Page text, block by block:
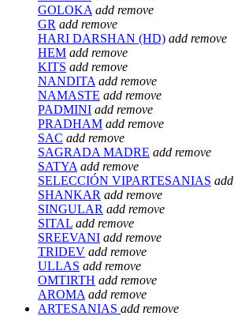
GOLOKA add remove
GR add remove
HARI DARSHAN (HD) add remove
HEM add remove
KITS add remove
NANDITA add remove
NAMASTE add remove
PADMINI add remove
PRADHAM add remove
SAC add remove
SAGRADA MADRE add remove
SATYA add remove
SELECCIÓN VIPARTESANIAS add
SHANKAR add remove
SINGULAR add remove
SITAL add remove
SREEVANI add remove
TRIDEV add remove
ULLAS add remove
OMTIRTH add remove
AROMA add remove
ARTESANIAS add remove